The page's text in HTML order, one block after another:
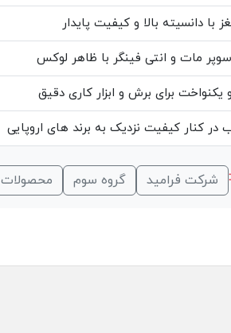
با دانسیته بالا و کیفیت پایدار
مات و انتی فینگر با ظاهر لوکس
برای برش و ابزار کاری دقیق
کنار کیفیت نزدیک به برند های اروپایی
شرکت فرامید گروه سوم محصولات